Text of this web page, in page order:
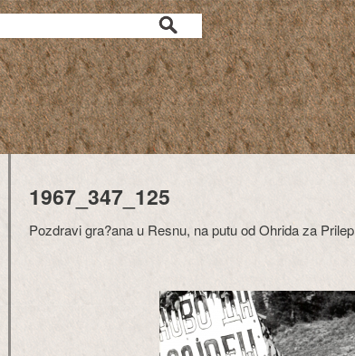
1967_347_125
Pozdravi gra?ana u Resnu, na putu od Ohrida za Prilep